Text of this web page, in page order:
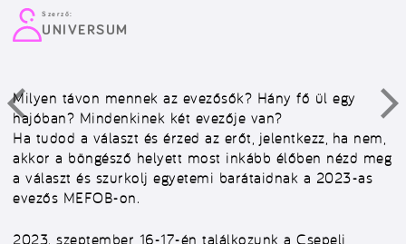
Szerző:
UNIVERSUM
Milyen távon mennek az evezősők? Hány fő ül egy
hajóban? Mindenkinek két evezője van?
Ha tudod a választ és érzed az erőt, jelentkezz, ha nem,
akkor a böngésző helyett most inkább élőben nézd meg
a választ és szurkolj egyetemi barátaidnak a 2023-as
evezős MEFOB-on.
2023. szeptember 16-17-én találkozunk a Csepeli